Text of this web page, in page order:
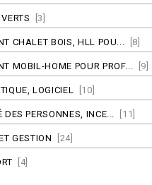
[3]
CHALET BOIS, HLL POU... [8]
MOBIL-HOME POUR PROF... [9]
LOGICIEL [10]
DES PERSONNES, INCE... [11]
GESTION [24]
[4]